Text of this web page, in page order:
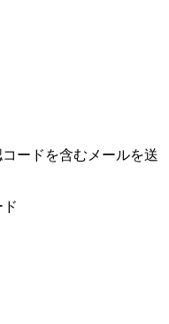
ードを含むメールを送